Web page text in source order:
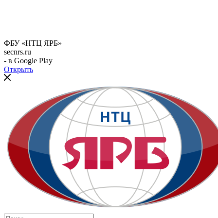
ФБУ «НТЦ ЯРБ»
secnrs.ru
- в Google Play
Открыть